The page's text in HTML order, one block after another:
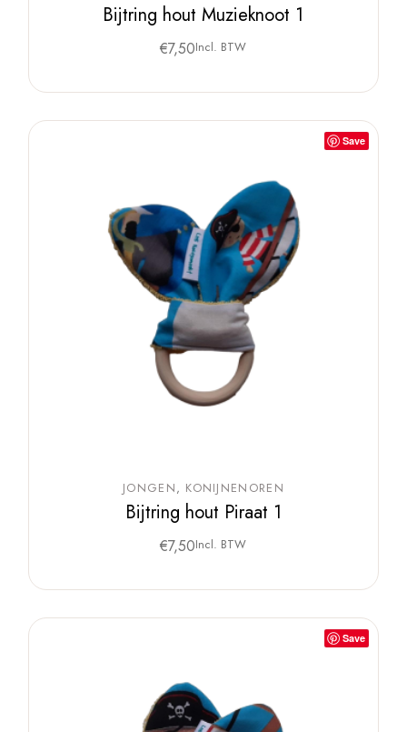
Bijtring hout Muzieknoot 1
€7,50Incl. BTW
Save
JONGEN KONIJNENOREN
Bijtring hout Piraat 1
€7,50Incl. BTW
Save